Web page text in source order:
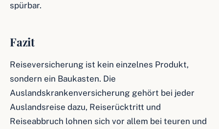
spürbar.
Fazit
Reiseversicherung ist kein einzelnes Produkt,
sondern ein Baukasten. Die
Auslandskrankenversicherung gehört bei jeder
Auslandsreise dazu, Reiserücktritt und
Reiseabbruch lohnen sich vor allem bei teuren und